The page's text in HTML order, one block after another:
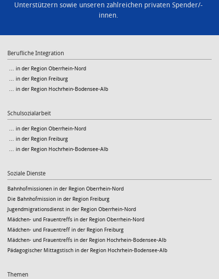
Unterstützern sowie unseren zahlreichen privaten Spender/-
innen.
Berufliche Integration
… in der Region Oberrhein-Nord
… in der Region Freiburg
… in der Region Hochrhein-Bodensee-Alb
Schulsozialarbeit
… in der Region Oberrhein-Nord
… in der Region Freiburg
… in der Region Hochrhein-Bodensee-Alb
Soziale Dienste
Bahnhofmissionen in der Region Oberrhein-Nord
Die Bahnhofmission in der Region Freiburg
Jugendmigrationsdienst in der Region Oberrhein-Nord
Mädchen- und Frauentreffs in der Region Oberrhein-Nord
Mädchen- und Frauentreff in der Region Freiburg
Mädchen- und Frauentreffs in der Region Hochrhein-Bodensee-Alb
Pädagogischer Mittagstisch in der Region Hochrhein-Bodensee-Alb
Themen